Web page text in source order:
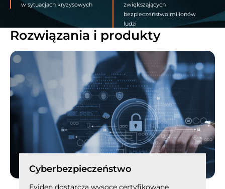
w sytuacjach kryzysowych
zwiększających
bezpieczeństwo milionów
ludzi
Rozwiązania i produkty
Cyberbezpieczeństwo
Eviden dostarcza wysoce certyfikowane